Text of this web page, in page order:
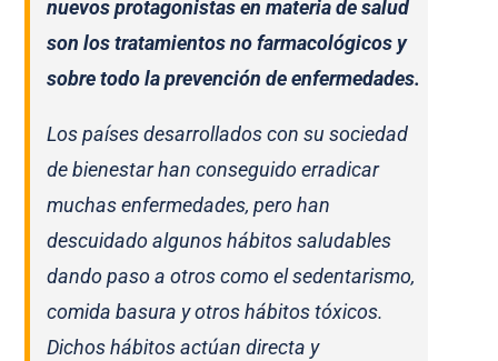
nuevos protagonistas en materia de salud
son los tratamientos no farmacológicos y
sobre todo la prevención de enfermedades.
Los países desarrollados con su sociedad
de bienestar han conseguido erradicar
muchas enfermedades, pero han
descuidado algunos hábitos saludables
dando paso a otros como el sedentarismo,
comida basura y otros hábitos tóxicos.
Dichos hábitos actúan directa y